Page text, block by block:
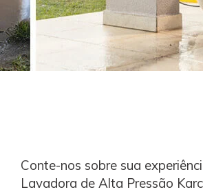
Conte-nos sobre sua
Lavadora de Alta Pressão